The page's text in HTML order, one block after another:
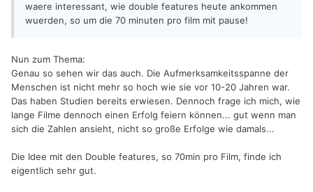
waere interessant, wie double features heute ankommen
wuerden, so um die 70 minuten pro film mit pause!
Nun zum Thema:
Genau so sehen wir das auch. Die Aufmerksamkeitsspanne der
Menschen ist nicht mehr so hoch wie sie vor 10-20 Jahren war.
Das haben Studien bereits erwiesen. Dennoch frage ich mich, wie
lange Filme dennoch einen Erfolg feiern können... gut wenn man
sich die Zahlen ansieht, nicht so große Erfolge wie damals...
Die Idee mit den Double features, so 70min pro Film, finde ich
eigentlich sehr gut.